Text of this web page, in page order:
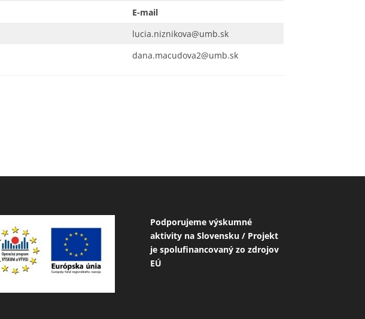
E-mail
lucia.niznikova@umb.sk
dana.macudova2@umb.sk
Podporujeme výskumné
aktivity na Slovensku / Projekt
je spolufinancovaný zo zdrojov
EÚ